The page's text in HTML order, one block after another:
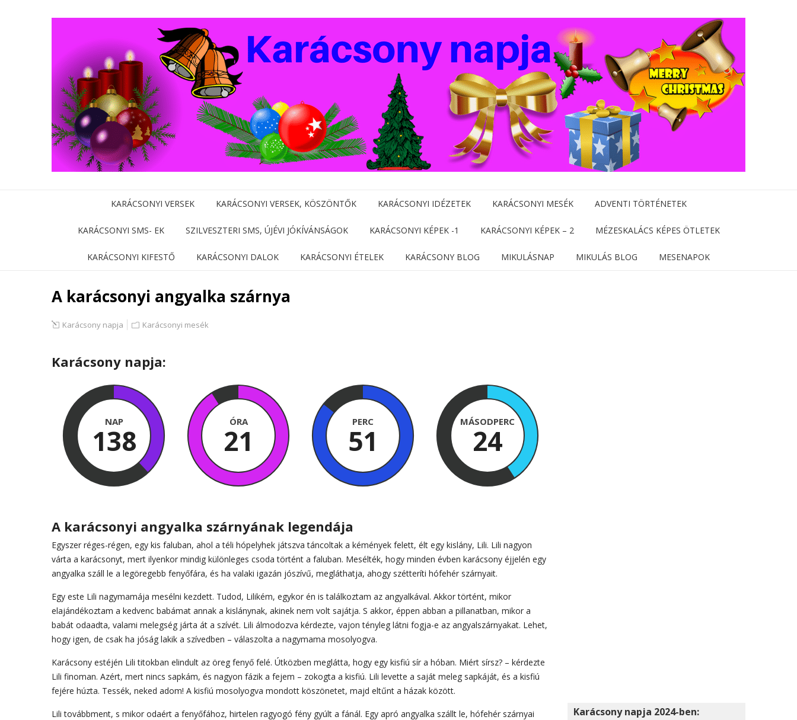
KARÁCSONYI VERSEK KARÁCSONYI VERSEK, KÖSZÖNTŐK KARÁCSONYI IDÉZETEK KARÁCSONYI MESÉK ADVENTI TÖRTÉNETEK
KARÁCSONYI SMS- EK SZILVESZTERI SMS, ÚJÉVI JÓKÍVÁNSÁGOK KARÁCSONYI KÉPEK -1 KARÁCSONYI KÉPEK – 2 MÉZESKALÁCS KÉPES ÖTLETEK
KARÁCSONYI KIFESTŐ KARÁCSONYI DALOK KARÁCSONYI ÉTELEK KARÁCSONY BLOG MIKULÁSNAP MIKULÁS BLOG MESENAPOK
A karácsonyi angyalka szárnya
Karácsony napja Karácsonyi mesék
Karácsony napja:
NAP
138
ÓRA
21
PERC
51
MÁSODPERC
23
A karácsonyi angyalka szárnyának legendája
Egyszer réges-régen, egy kis faluban, ahol a téli hópelyhek játszva táncoltak a kémények felett, élt egy kislány, Lili. Lili nagyon
várta a karácsonyt, mert ilyenkor mindig különleges csoda történt a faluban. Mesélték, hogy minden évben karácsony éjjelén egy
angyalka száll le a legöregebb fenyőfára, és ha valaki igazán jószívű, megláthatja, ahogy szétteríti hófehér szárnyait.
Egy este Lili nagymamája mesélni kezdett. Tudod, Lilikém, egykor én is találkoztam az angyalkával. Akkor történt, mikor
elajándékoztam a kedvenc babámat annak a kislánynak, akinek nem volt sajátja. S akkor, éppen abban a pillanatban, mikor a
babát odaadta, valami melegség járta át a szívét. Lili álmodozva kérdezte, vajon tényleg látni fogja-e az angyalszárnyakat. Lehet,
hogy igen, de csak ha jóság lakik a szívedben – válaszolta a nagymama mosolyogva.
Karácsony estéjén Lili titokban elindult az öreg fenyő felé. Útközben meglátta, hogy egy kisfiú sír a hóban. Miért sírsz? – kérdezte
Lili finoman. Azért, mert nincs sapkám, és nagyon fázik a fejem – zokogta a kisfiú. Lili levette a saját meleg sapkáját, és a kisfiú
fejére húzta. Tessék, neked adom! A kisfiú mosolyogva mondott köszönetet, majd eltűnt a házak között.
Lili továbbment, s mikor odaért a fenyőfához, hirtelen ragyogó fény gyúlt a fánál. Egy apró angyalka szállt le, hófehér szárnyai
Karácsony napja 2024-ben: